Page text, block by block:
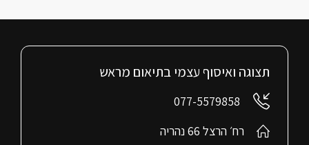
תצוגה ואיסוף עצמי בתיאום מראש
077-5579858
רח׳ הרצל 66 נהריה